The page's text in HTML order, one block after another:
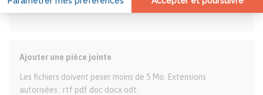
Ajouter une pièce jointe
Les fichiers doivent peser moins de 5 Mo. Extensions
autorisées : rtf pdf doc docx odt.